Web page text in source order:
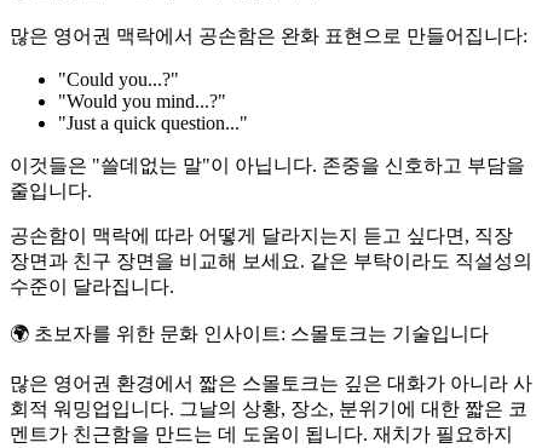
많은 영어권 맥락에서 공손함은 완화 표현으로 만들어집니다:
"Could you...?"
"Would you mind...?"
"Just a quick question..."
이것들은 "쓸데없는 말"이 아닙니다. 존중을 신호하고 부담을
줄입니다.
공손함이 맥락에 따라 어떻게 달라지는지 듣고 싶다면, 직장
장면과 친구 장면을 비교해 보세요. 같은 부탁이라도 직설성의
수준이 달라집니다.
🌍 초보자를 위한 문화 인사이트: 스몰토크는 기술입니다
많은 영어권 환경에서 짧은 스몰토크는 깊은 대화가 아니라 사
회적 워밍업입니다. 그날의 상황, 장소, 분위기에 대한 짧은 코
멘트가 친근함을 만드는 데 도움이 됩니다. 재치가 필요하지